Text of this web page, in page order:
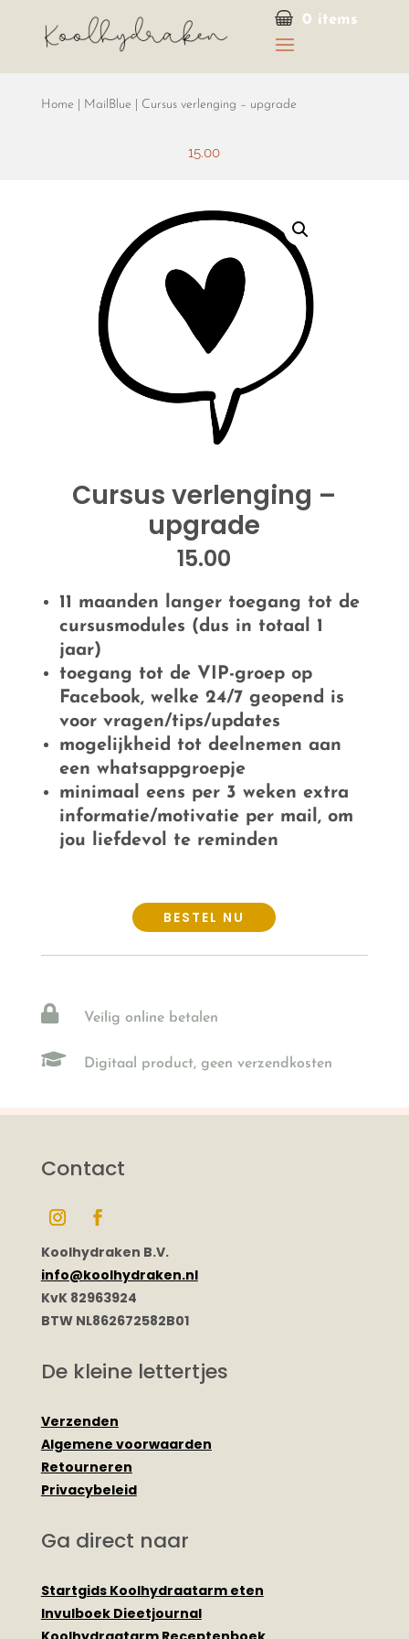
0 items
Home MailBlue | Cursus verlenging – upgrade
15.00
Cursus verlenging –
upgrade
15.00
11 maanden langer toegang tot de
cursusmodules (dus in totaal 1
jaar)
toegang tot de VIP-groep op
Facebook, welke 24/7 geopend is
voor vragen/tips/updates
mogelijkheid tot deelnemen aan
een whatsappgroepje
minimaal eens per 3 weken extra
informatie/motivatie per mail, om
jou liefdevol te reminden
BESTEL NU
 Veilig online betalen
 Digitaal product, geen verzendkosten
Contact
Koolhydraken B.V.
info@koolhydraken.nl
KvK 82963924
BTW NL862672582B01
De kleine lettertjes
Verzenden
Algemene voorwaarden
Retourneren
Privacybeleid
Ga direct naar
Startgids Koolhydraatarm eten
Invulboek Dieetjournal